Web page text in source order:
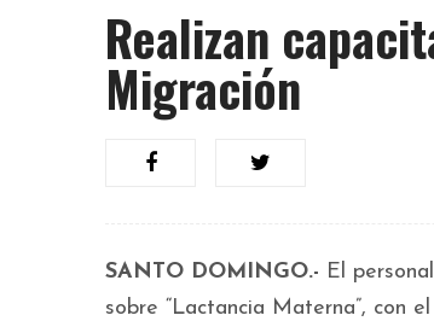
Realizan
Migración
SANTO DOMINGO.- El
sobre “Lactancia Materna”, con